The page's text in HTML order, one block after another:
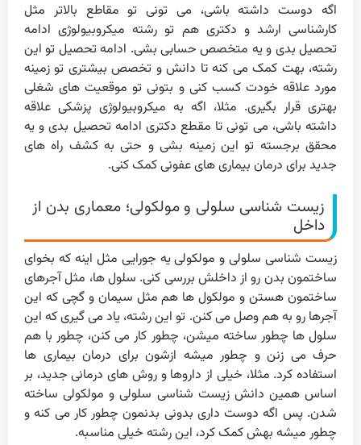
اگه دوست داشته باشی، می تونی تو مقاطع بالاتر مثل
کارشناسی ارشد و دکتری هم تو رشته میکروبیولوژی ادامه
تحصیل بدی و یه متخصص حسابی بشی. ادامه تحصیل تو این
رشته، بهت کمک می کنه تا دانش و تخصص بیشتری تو زمینه
مورد علاقه خودت کسب کنی و بتونی تو موقعیت های شغلی
بهتری قرار بگیری. مثلا، اگه به میکروبیولوژی پزشکی علاقه
داشته باشی، می تونی تا مقطع دکتری ادامه تحصیل بدی و یه
محقق برجسته تو این زمینه بشی و حتی به کشف راه های
جدید برای درمان بیماری های عفونی کمک کنی.
زیست شناسی سلولی و مولکولی؛ معماری بدن از
داخل
زیست شناسی سلولی و مولکولی یه جورایی مثل اینه که بخوای
ساختمون بدن رو از داخلش بررسی کنی. سلول ها، مثل آجرهای
ساختمون هستن و مولکول ها هم مثل سیمان و گچی که این
آجرها رو به هم وصل می کنن. تو این رشته، یاد می گیری که این
سلول ها چطور ساخته میشن، چطور کار می کنن، چطور با هم
حرف می زنن و چطور میشه ازشون برای درمان بیماری ها
استفاده کرد. مثلا، خیلی از داروها و روش های درمانی جدید، بر
اساس همین دانش زیست شناسی سلولی و مولکولی ساخته
شدن. پس اگه دوست داری بدونی بدنمون چطور کار می کنه و
چطور میشه بهش کمک کرد، این رشته خیلی مناسبه.